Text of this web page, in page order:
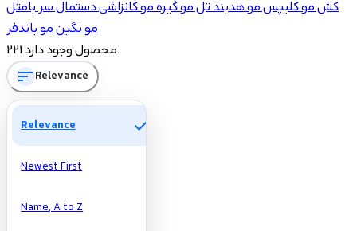
باندفر
1
تل مو
17
نگین مو 13
هدبند 5
کانزاشی 4
کش مو
91
کلیپس مو 14
گیره مو
76
Price
کش موکلیپس موهدبندتل موگیره موکانزاشیدستمال سربامتل
مونگین موباندفر
221 محصول وجود دارد.
sortRelevance
Relevance check
Newest First
Name, A to Z